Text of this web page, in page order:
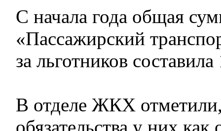
С начала года общая
«Пассажирский
за льготников
В отделе ЖКХ
обязательства у них как